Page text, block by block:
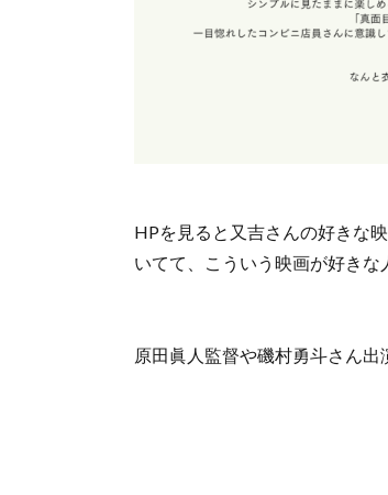
HPを見ると又吉さんの好きな
いてて、こういう映画が好き
原田眞人監督や磯村勇斗さん